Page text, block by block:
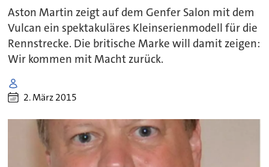
Aston Martin zeigt auf dem Genfer Salon mit dem
Vulcan ein spektakuläres Kleinserienmodell für die
Rennstrecke. Die britische Marke will damit zeigen:
Wir kommen mit Macht zurück.
2. März 2015